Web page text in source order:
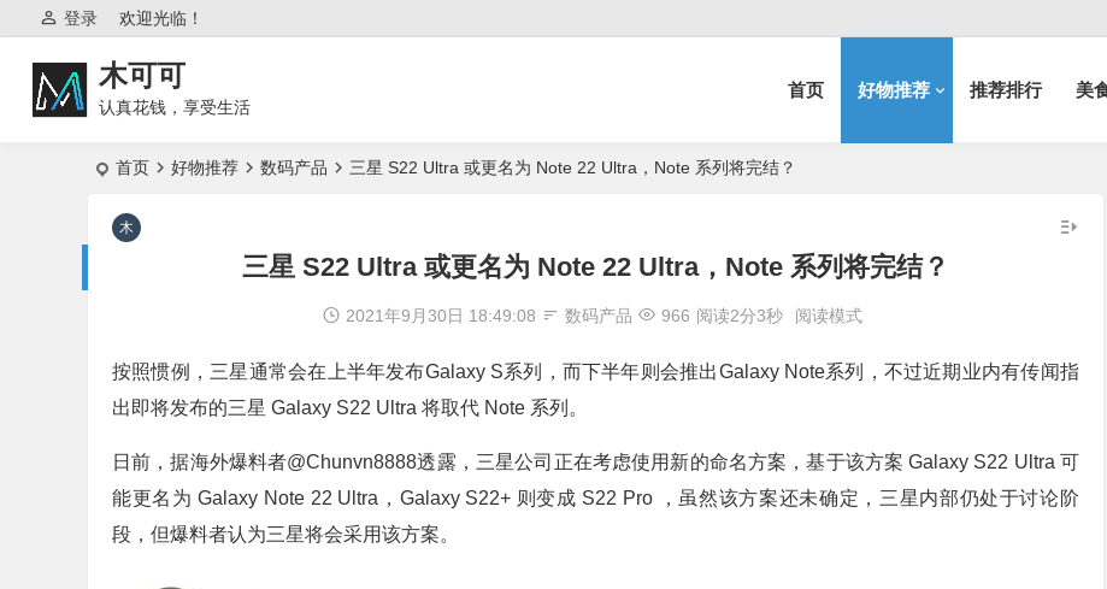
欢迎光临！
登录
木可可
认真花钱，享受生活
首页 好物推荐 推荐排行 美
首页 好物推荐 数码产品 三星 S22 Ultra 或更名为 Note 22 Ultra，Note 系列将完结？
三星 S22 Ultra 或更名为 Note 22 Ultra，Note 系列将完结？
2021年9月30日 18:49:08 数码产品 966 阅读2分3秒 阅读模式
按照惯例，三星通常会在上半年发布Galaxy S系列，而下半年则会推出Galaxy Note系列，不过近期业内有传闻指
出即将发布的三星 Galaxy S22 Ultra 将取代 Note 系列。
日前，据海外爆料者@Chunvn8888透露，三星公司正在考虑使用新的命名方案，基于该方案 Galaxy S22 Ultra 可
能更名为 Galaxy Note 22 Ultra，Galaxy S22+ 则变成 S22 Pro ，虽然该方案还未确定，三星内部仍处于讨论阶
段，但爆料者认为三星将会采用该方案。